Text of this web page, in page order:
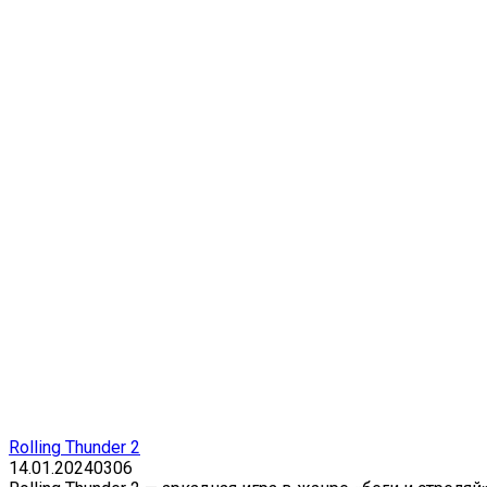
Rolling Thunder 2
14.01.20240306